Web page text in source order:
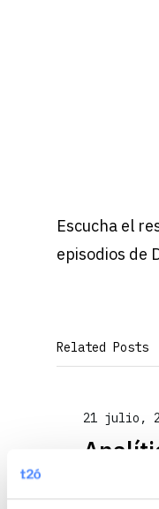
Escucha el
episodios de
Related Posts
21 julio,